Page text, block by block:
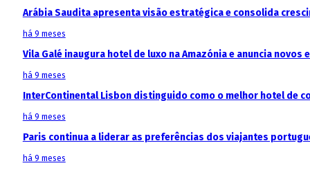
Arábia Saudita apresenta visão estratégica e consolida
há 9 meses
Vila Galé inaugura hotel de luxo na Amazónia e anuncia
há 9 meses
InterContinental Lisbon distinguido como o melhor hotel de
há 9 meses
Paris continua a liderar as preferências dos viajantes
há 9 meses